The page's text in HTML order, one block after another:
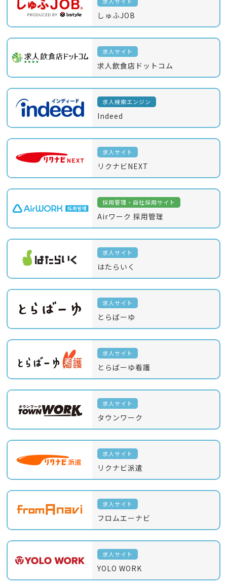
しゅふJOB
求人サイト
求人飲食店ドットコム
求人検索エンジン
Indeed
求人サイト
リクナビNEXT
採用管理・自社採用サイト
Airワーク 採用管理
求人サイト
はたらいく
求人サイト
とらばーゆ
求人サイト
とらばーゆ看護
求人サイト
タウンワーク
求人サイト
リクナビ派遣
求人サイト
フロムエーナビ
求人サイト
YOLO WORK